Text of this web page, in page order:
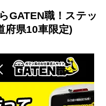
GATEN職！ステッ
府県10車限定)